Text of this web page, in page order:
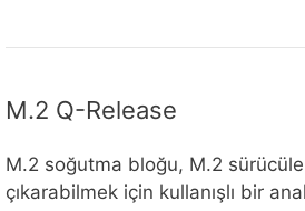
M.2 Q-Release
M.2 soğutma bloğu, M.2
çıkarabilmek için kullanışlı bir